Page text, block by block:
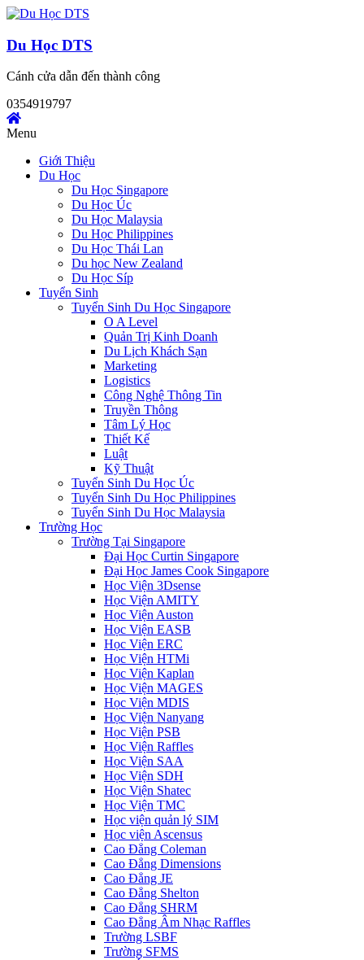
Skip
content
Du Học DTS
Cánh cửa dẫn đến thành công
0354919797
Menu
Giới Thiệu
Du Học
Du Học Singapore
Du Học Úc
Du Học Malaysia
Du Học Philippines
Du Học Thái Lan
Du học New Zealand
Du Học Síp
Tuyển Sinh
Tuyển Sinh Du Học Singapore
O A Level
Quản Trị Kinh Doanh
Du Lịch Khách Sạn
Marketing
Logistics
Công Nghệ Thông Tin
Truyền Thông
Tâm Lý Học
Thiết Kế
Luật
Kỹ Thuật
Tuyển Sinh Du Học Úc
Tuyển Sinh Du Học Philippines
Tuyển Sinh Du Học Malaysia
Trường Học
Trường Tại Singapore
Đại Học Curtin Singapore
Đại Học James Cook Singapore
Học Viện 3Dsense
Học Viện AMITY
Học Viện Auston
Học Viện EASB
Học Viện ERC
Học Viện HTMi
Học Viện Kaplan
Học Viện MAGES
Học Viện MDIS
Học Viện Nanyang
Học Viện PSB
Học Viện Raffles
Học Viện SAA
Học Viện SDH
Học Viện Shatec
Học Viện TMC
Học viện quản lý SIM
Học viện Ascensus
Cao Đẳng Coleman
Cao Đẳng Dimensions
Cao Đẳng JE
Cao Đẳng Shelton
Cao Đẳng SHRM
Cao Đẳng Âm Nhạc Raffles
Trường LSBF
Trường SFMS